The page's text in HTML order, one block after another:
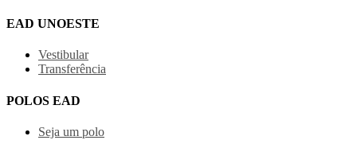
EAD UNOESTE
Vestibular
Transferência
POLOS EAD
Seja um polo